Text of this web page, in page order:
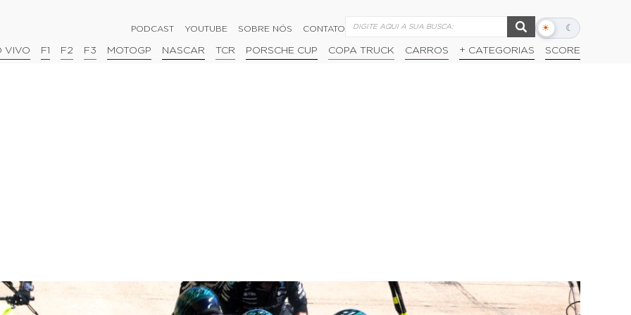
PODCAST YOUTUBE SOBRE NÓS CONTATO ☀ ☾
Alternar
escuro
VIVO F1 F2 F3 MOTOGP NASCAR TCR PORSCHE CUP COPA TRUCK CARROS + CATEGORIAS SCORE